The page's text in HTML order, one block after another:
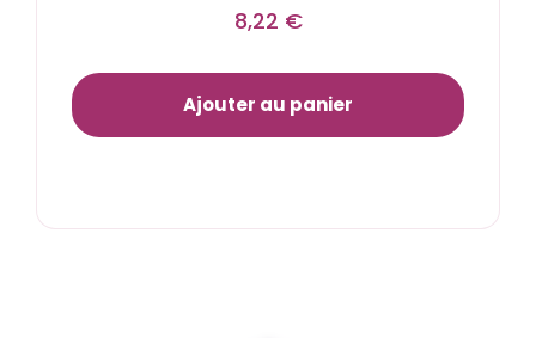
8,22 €
Ajouter au panier